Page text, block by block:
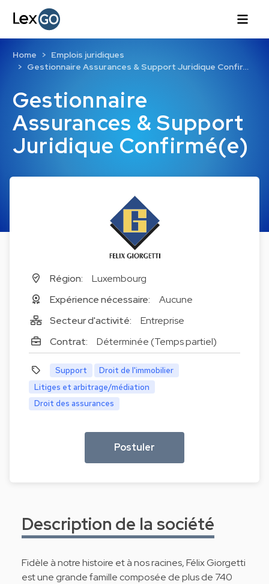
Gestionnaire
Assurances & Support
Juridique Confirmé(e)
Home
Emplois juridiques
Gestionnaire Assurances & Support Juridique Confir…
Région:
Luxembourg
Expérience nécessaire:
Aucune
Secteur d'activité:
Entreprise
Contrat:
Déterminée (Temps partiel)
Support
Droit de l'immobilier
Litiges et arbitrage/médiation
Droit des assurances
Postuler
Description de la société
Fidèle à notre histoire et à nos racines, Félix Giorgetti
est une grande famille composée de plus de 740